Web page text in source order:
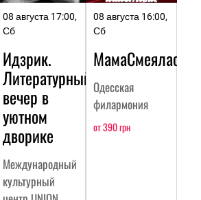
08 августа 17:00,
Сб
Идзрик.
Литературный
вечер в
уютном
дворике
Международный
культурный
08 августа 16:00,
Сб
МамаСмеялась
Одесская
филармония
от 390 грн